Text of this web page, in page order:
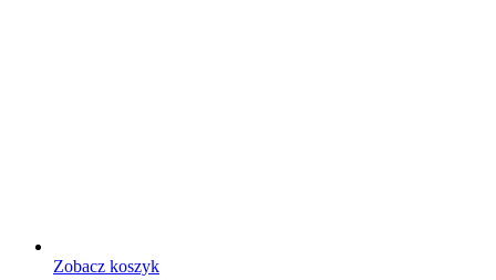
Zobacz koszyk